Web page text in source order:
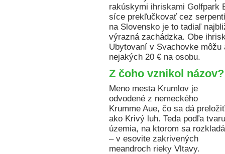
rakúskymi ihriskami Golfpark
síce prekľučkovať cez
na Slovensko je to tadiaľ
výrazná zachádzka. Obe
Ubytovaní v Svachovke
nejakých 20 € na osobu.
Z čoho vznikol názov?
Meno mesta Krumlov je
odvodené z nemeckého
Krumme Aue, čo sa dá preložiť
ako Krivý luh. Teda podľa tvaru
územia, na ktorom sa rozkladá
– v esovite zakrivených
meandroch rieky Vltavy.